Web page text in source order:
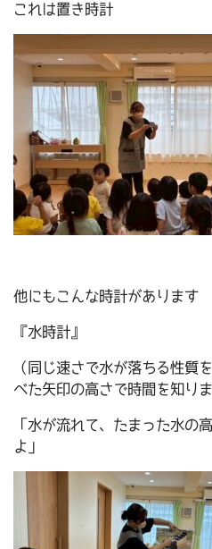
これは置き時計
他にもこんな時計があります
『水時計』
（同じ速さで水が落ちる性質
べた矢印の高さで時間を知りま
「水が流れて、たまった水の
よ」